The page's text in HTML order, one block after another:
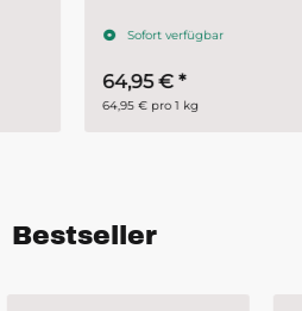
Sofort verfügbar
64,95 €*
64,95 € pro 1 kg
Bestseller